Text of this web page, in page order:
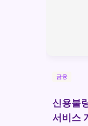
금융
신용불
서비스